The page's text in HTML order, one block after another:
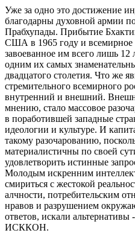
Уже за одно это достижение
благодарны духовной армии
Прабхупады. Прибытие
США в 1965 году и всемирное
завоеванное им всего лишь 12
одним их самых
двадцатого столетия. Что же
стремительного всемирного
внутренний и внешний.
мнению, стало массовое
в поработившей западные
идеологии и культуре. И
такому разочарованию,
материалистичны по своей
удовлетворить истинные
Молодым искренним
смириться с жестокой
алчности, потребительским
нравов и разрушением
ответов, искали
ИСККОН.